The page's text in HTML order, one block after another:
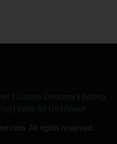
Casino Directory
Betting
Write for Us About
All rights reserved.